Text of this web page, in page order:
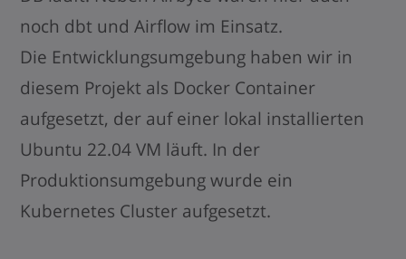
noch dbt und Airflow im Einsatz.
Die Entwicklungsumgebung haben wir in
diesem Projekt als Docker Container
aufgesetzt, der auf einer lokal installierten
Ubuntu 22.04 VM läuft. In der
Produktionsumgebung wurde ein
Kubernetes Cluster aufgesetzt.